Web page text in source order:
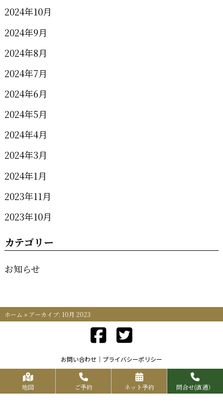
2024年10月
2024年9月
2024年8月
2024年7月
2024年6月
2024年5月
2024年4月
2024年3月
2024年1月
2023年11月
2023年10月
カテゴリー
お知らせ
ホーム » アーカイブ: 10月 2023
お問い合わせ プライバシーポリシー
Copyrights KR FOOD SERVICE All Rights Reserved.
地図 ご予約 ネット予約 問合せ(直通）